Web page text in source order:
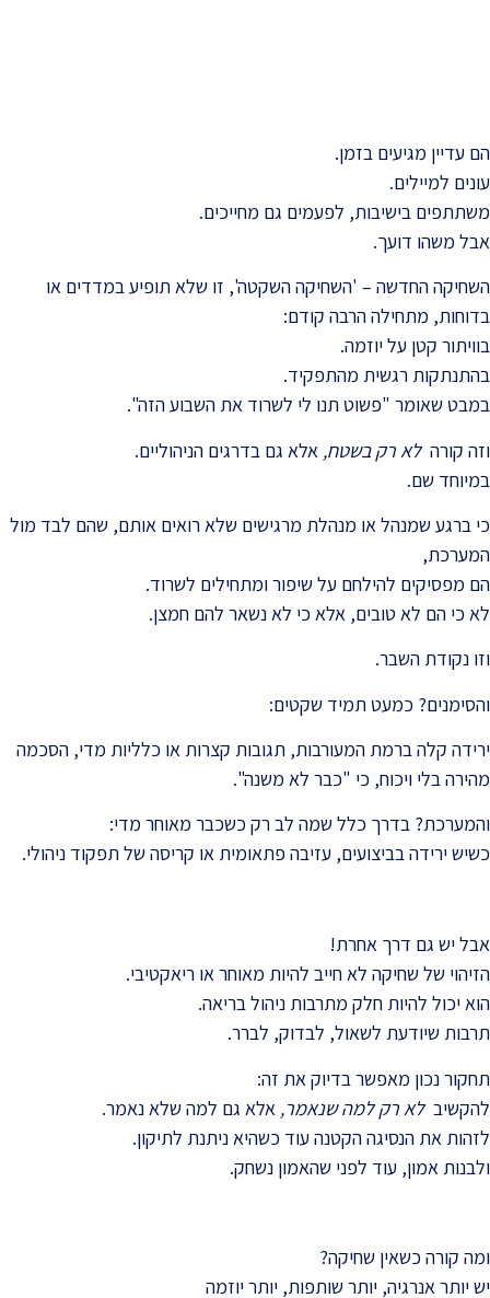
הם עדיין מגיעים בזמן.
עונים למיילים.
משתתפים בישיבות, לפעמים גם מחייכים.
אבל משהו דועך.
השחיקה החדשה – 'השחיקה השקטה', זו שלא תופיע במדדים או
בדוחות, מתחילה הרבה קודם:
בוויתור קטן על יוזמה.
בהתנתקות רגשית מהתפקיד.
במבט שאומר "פשוט תנו לי לשרוד את השבוע הזה".
וזה קורהלא רק בשטח, אלא גם בדרגים הניהוליים.
במיוחד שם.
כי ברגע שמנהל או מנהלת מרגישים שלא רואים אותם, שהם לבד מול
המערכת,
הם מפסיקים להילחם על שיפור ומתחילים לשרוד.
לא כי הם לא טובים, אלא כי לא נשאר להם חמצן.
וזו נקודת השבר.
והסימנים? כמעט תמיד שקטים:
ירידה קלה ברמת המעורבות, תגובות קצרות או כלליות מדי, הסכמה
מהירה בלי ויכוח, כי "כבר לא משנה".
והמערכת? בדרך כלל שמה לב רק כשכבר מאוחר מדי:
כשיש ירידה בביצועים, עזיבה פתאומית או קריסה של תפקוד ניהולי.
אבל יש גם דרך אחרת!
הזיהוי של שחיקה לא חייב להיות מאוחר או ריאקטיבי.
הוא יכול להיות חלק מתרבות ניהול בריאה.
תרבות שיודעת לשאול, לבדוק, לברר.
תחקור נכון מאפשר בדיוק את זה:
להקשיב לא רק למה שנאמר, אלא גם למה שלא נאמר.
לזהות את הנסיגה הקטנה עוד כשהיא ניתנת לתיקון.
ולבנות אמון, עוד לפני שהאמון נשחק.
ומה קורה כשאין שחיקה?
יש יותר אנרגיה, יותר שותפות, יותר יוזמה